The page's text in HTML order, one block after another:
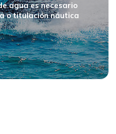
agua es necesario
o titulación náutica